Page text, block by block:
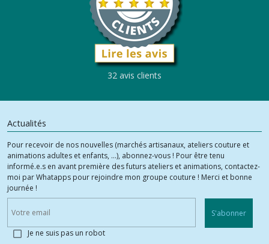
32 avis clients
Actualités
Pour recevoir de nos nouvelles (marchés artisanaux, ateliers couture et
animations adultes et enfants, ...), abonnez-vous ! Pour être tenu
informé.e.s en avant première des futurs ateliers et animations, contactez-
moi par Whatapps pour rejoindre mon groupe couture ! Merci et bonne
journée !
S'abonner
Je ne suis pas un robot